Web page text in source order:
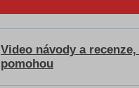
Video návody a
pomohou